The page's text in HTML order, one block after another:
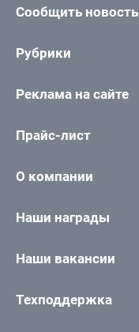
Сообщить новость
Рубрики
Реклама на сайте
Прайс-лист
О компании
Наши награды
Наши вакансии
Техподдержка